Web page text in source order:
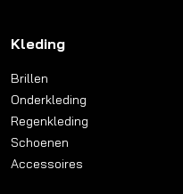
Kleding
Brillen
Onderkleding
Regenkleding
Schoenen
Accessoires